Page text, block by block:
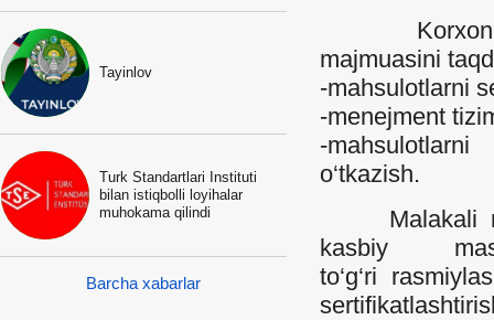
Tayinlov
Turk Standartlari Instituti
bilan istiqbolli loyihalar
muhokama qilindi
Barcha xabarlar
majmuasini
-mahsulotlarni
-menejment
-
o‘tkazish.
Malakali
kasbiy
to‘g‘ri